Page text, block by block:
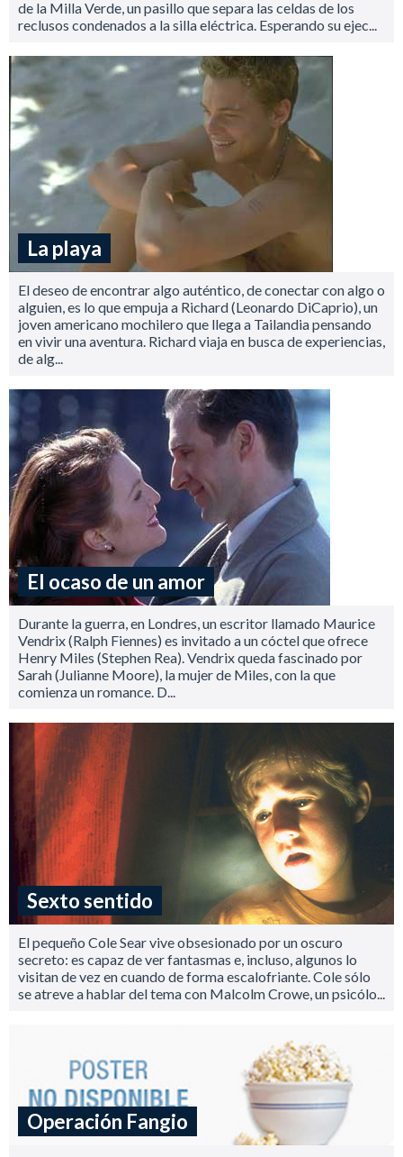
de la Milla Verde, un pasillo que separa las celdas de los
reclusos condenados a la silla eléctrica. Esperando su ejec...
La playa
El deseo de encontrar algo auténtico, de conectar con algo o
alguien, es lo que empuja a Richard (Leonardo DiCaprio), un
joven americano mochilero que llega a Tailandia pensando
en vivir una aventura. Richard viaja en busca de experiencias,
de alg...
El ocaso de un amor
Durante la guerra, en Londres, un escritor llamado Maurice
Vendrix (Ralph Fiennes) es invitado a un cóctel que ofrece
Henry Miles (Stephen Rea). Vendrix queda fascinado por
Sarah (Julianne Moore), la mujer de Miles, con la que
comienza un romance. D...
Sexto sentido
El pequeño Cole Sear vive obsesionado por un oscuro
secreto: es capaz de ver fantasmas e, incluso, algunos lo
visitan de vez en cuando de forma escalofriante. Cole sólo
se atreve a hablar del tema con Malcolm Crowe, un psicólo...
Operación Fangio